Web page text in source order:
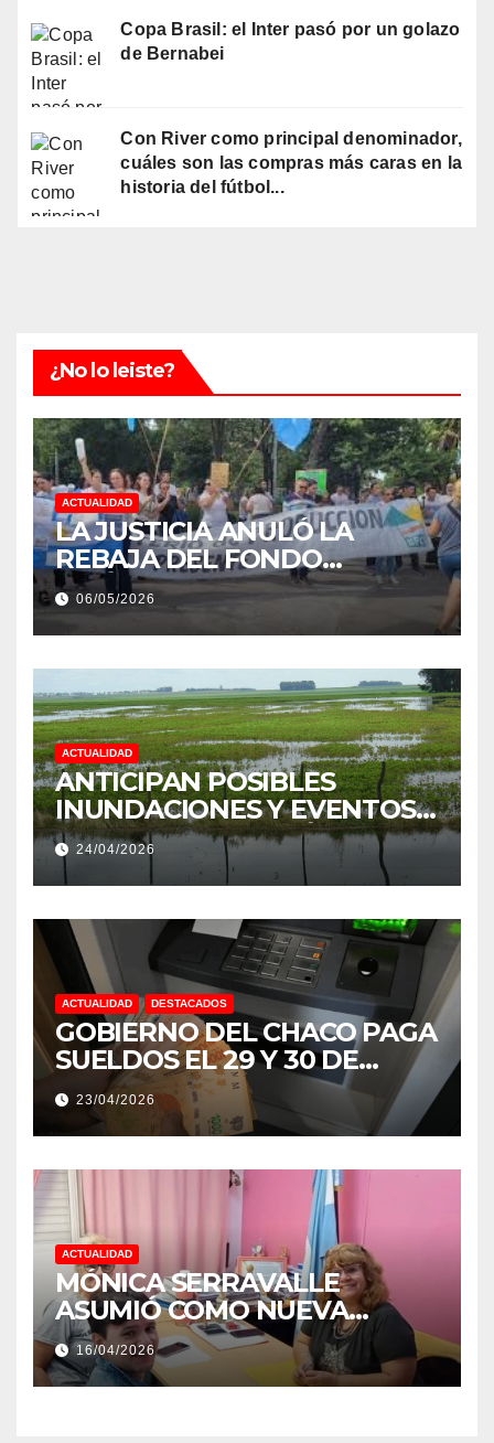
Copa Brasil: el Inter pasó por un golazo
de Bernabei
Con River como principal denominador,
cuáles son las compras más caras en la
historia del fútbol...
¿No lo leiste?
ACTUALIDAD
LA JUSTICIA ANULÓ LA
REBAJA DEL FONDO
ESTÍMULO A EMPLEADOS DE
PRODUCCIÓN DE LA
PROVINCIA DEL CHACO
06/05/2026
ACTUALIDAD
ANTICIPAN POSIBLES
INUNDACIONES Y EVENTOS
EXTREMOS: “PODRÍA SER UN
NIÑO MUY IMPORTANTE”
24/04/2026
ACTUALIDAD DESTACADOS
GOBIERNO DEL CHACO PAGA
SUELDOS EL 29 Y 30 DE
ABRIL, CON EL 2% DE
AUMENTO
23/04/2026
ACTUALIDAD
MÓNICA SERRAVALLE
ASUMIÓ COMO NUEVA
DIRECTORA DEL E.E.S. N° 82
«RENÉ FAVALORO» DE
BASAIL.
16/04/2026